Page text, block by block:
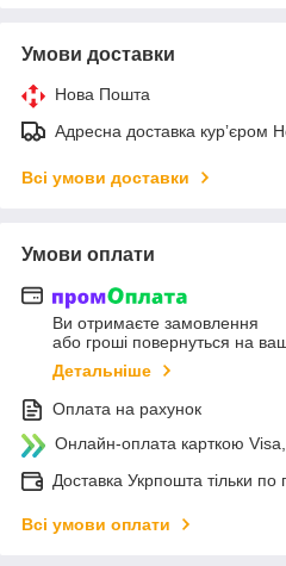
Умови доставки
Нова Пошта
Адресна доставка курʼєром
Всі умови доставки
Умови оплати
Ви отримаєте замовлення
або гроші повернуться на
Детальніше
Оплата на рахунок
Онлайн-оплата карткою
Доставка Укрпошта тільки по
Всі умови оплати